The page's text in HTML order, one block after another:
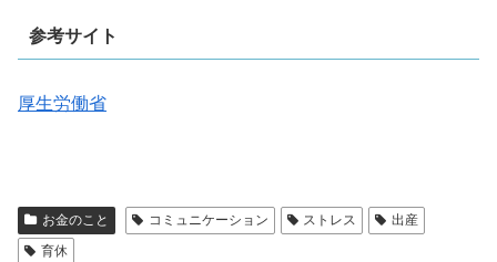
参考サイト
厚生労働省
お金のこと コミュニケーション ストレス
出産
育休